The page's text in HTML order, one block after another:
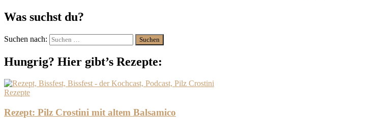
Was suchst du?
Suchen nach:
Hungrig? Hier gibt’s Rezepte:
Rezepte
Rezept: Pilz Crostini mit altem Balsamico